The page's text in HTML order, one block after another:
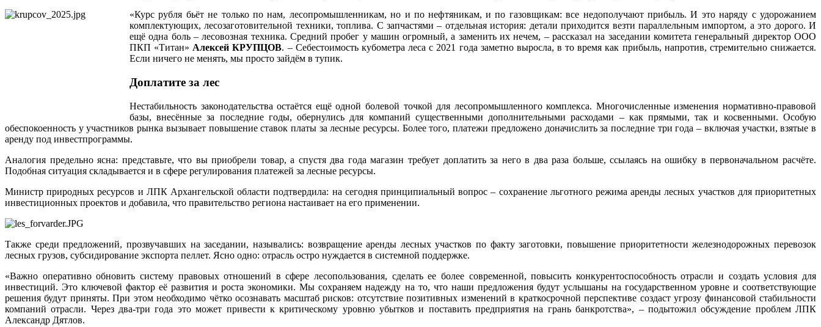
«Курс рубля бьёт не только по нам, лесопромышленникам, но и по нефтяникам, и по газовщикам: все недополучают прибыль. И это наряду с удорожанием
комплектующих, лесозаготовительной техники, топлива. С запчастями – отдельная история: детали приходится везти параллельным импортом, а это дорого. И
ещё одна боль – лесовозная техника. Средний пробег у машин огромный, а заменить их нечем, – рассказал на заседании комитета генеральный директор ООО
ПКП «Титан» Алексей КРУПЦОВ. – Себестоимость кубометра леса с 2021 года заметно выросла, в то время как прибыль, напротив, стремительно снижается.
Если ничего не менять, мы просто зайдём в тупик.
Доплатите за лес
Нестабильность законодательства остаётся ещё одной болевой точкой для лесопромышленного комплекса. Многочисленные изменения нормативно-правовой
базы, внесённые за последние годы, обернулись для компаний существенными дополнительными расходами – как прямыми, так и косвенными. Особую
обеспокоенность у участников рынка вызывает повышение ставок платы за лесные ресурсы. Более того, платежи предложено доначислить за последние три года – включая участки, взятые в
аренду под инвестпрограммы.
Аналогия предельно ясна: представьте, что вы приобрели товар, а спустя два года магазин требует доплатить за него в два раза больше, ссылаясь на ошибку в первоначальном расчёте.
Подобная ситуация складывается и в сфере регулирования платежей за лесные ресурсы.
Министр природных ресурсов и ЛПК Архангельской области подтвердила: на сегодня принципиальный вопрос – сохранение льготного режима аренды лесных участков для приоритетных
инвестиционных проектов и добавила, что правительство региона настаивает на его применении.
Также среди предложений, прозвучавших на заседании, назывались: возвращение аренды лесных участков по факту заготовки, повышение приоритетности железнодорожных перевозок
лесных грузов, субсидирование экспорта пеллет. Ясно одно: отрасль остро нуждается в системной поддержке.
«Важно оперативно обновить систему правовых отношений в сфере лесопользования, сделать ее более современной, повысить конкурентоспособность отрасли и создать условия для
инвестиций. Это ключевой фактор её развития и роста экономики. Мы сохраняем надежду на то, что наши предложения будут услышаны на государственном уровне и соответствующие
решения будут приняты. При этом необходимо чётко осознавать масштаб рисков: отсутствие позитивных изменений в краткосрочной перспективе создаст угрозу финансовой стабильности
компаний отрасли. Через два-три года это может привести к критическому уровню убытков и поставить предприятия на грань банкротства», – подытожил обсуждение проблем ЛПК
Александр Дятлов.